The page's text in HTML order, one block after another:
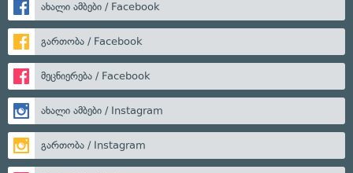
ახალი ამბები / Facebook
გართობა / Facebook
მეცნიერება / Facebook
ახალი ამბები / Instagram
გართობა / Instagram